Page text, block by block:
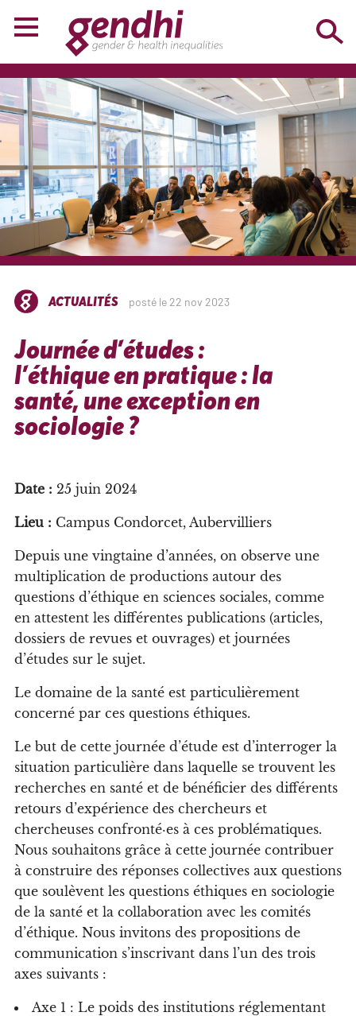
ACTUALITÉS posté le 22 nov 2023
Journée d’études :
l’éthique en pratique : la
santé, une exception en
sociologie ?
Date : 25 juin 2024
Lieu : Campus Condorcet, Aubervilliers
Depuis une vingtaine d’années, on observe une
multiplication de productions autour des
questions d’éthique en sciences sociales, comme
en attestent les différentes publications (articles,
dossiers de revues et ouvrages) et journées
d’études sur le sujet.
Le domaine de la santé est particulièrement
concerné par ces questions éthiques.
Le but de cette journée d’étude est d’interroger la
situation particulière dans laquelle se trouvent les
recherches en santé et de bénéficier des différents
retours d’expérience des chercheurs et
chercheuses confronté·es à ces problématiques.
Nous souhaitons grâce à cette journée contribuer
à construire des réponses collectives aux questions
que soulèvent les questions éthiques en sociologie
de la santé et la collaboration avec les comités
d’éthique. Nous invitons des propositions de
communication s’inscrivant dans l’un des trois
axes suivants :
Axe 1 : Le poids des institutions réglementant